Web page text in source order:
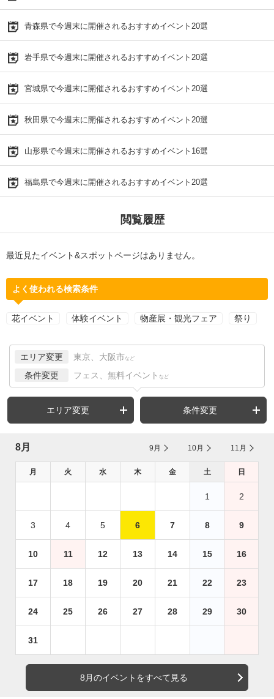
青森県で今週末に開催されるおすすめイベント20選
岩手県で今週末に開催されるおすすめイベント20選
宮城県で今週末に開催されるおすすめイベント20選
秋田県で今週末に開催されるおすすめイベント20選
山形県で今週末に開催されるおすすめイベント16選
福島県で今週末に開催されるおすすめイベント20選
閲覧履歴
最近見たイベント&スポットページはありません。
よく使われる検索条件
花イベント 体験イベント 物産展・観光フェア 祭り
エリア変更 東京、大阪市 など
条件変更 フェス、無料イベント など
エリア変更 条件変更
8月 9月 10月 11月
月 火 水 木 金 土 日
1 2
3 4 5 6 7 8 9
10 11 12 13 14 15 16
17 18 19 20 21 22 23
24 25 26 27 28 29 30
31
8月のイベントをすべて見る